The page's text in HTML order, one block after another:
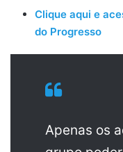
Clique aqui e
do Progresso
Apenas os